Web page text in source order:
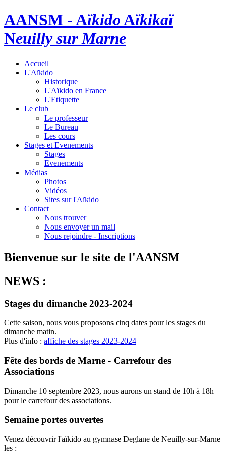
AANSM - AïkidoAïkikaï
Neuilly sur Marne
Accueil
L'Aïkido
Historique
L'Aïkido en France
L'Etiquette
Le club
Le professeur
Le Bureau
Les cours
Stages et Evenements
Stages
Evenements
Médias
Photos
Vidéos
Sites sur l'Aïkido
Contact
Nous trouver
Nous envoyer un mail
Nous rejoindre - Inscriptions
Bienvenue sur le site de l'AANSM
NEWS :
Stages du dimanche 2023-2024
Cette saison, nous vous proposons cinq dates pour les stages du
dimanche matin.
Plus d'info : affiche des stages 2023-2024
Fête des bords de Marne - Carrefour des
Associations
Dimanche 10 septembre 2023, nous aurons un stand de 10h à 18h
pour le carrefour des associations.
Semaine portes ouvertes
Venez découvrir l'aïkido au gymnase Deglane de Neuilly-sur-Marne
les :